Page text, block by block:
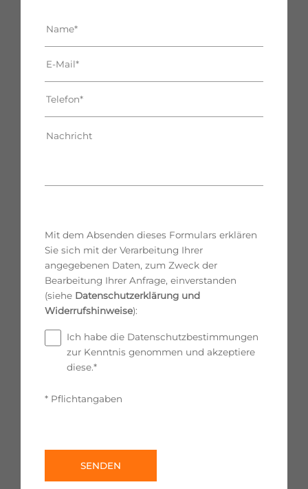
Mit dem Absenden dieses Formulars erklären
Sie sich mit der Verarbeitung Ihrer
angegebenen Daten, zum Zweck der
Bearbeitung Ihrer Anfrage, einverstanden
(siehe Datenschutzerklärung und
Widerrufshinweise):
Ich habe die Datenschutzbestimmungen
zur Kenntnis genommen und akzeptiere
diese.*
* Pflichtangaben